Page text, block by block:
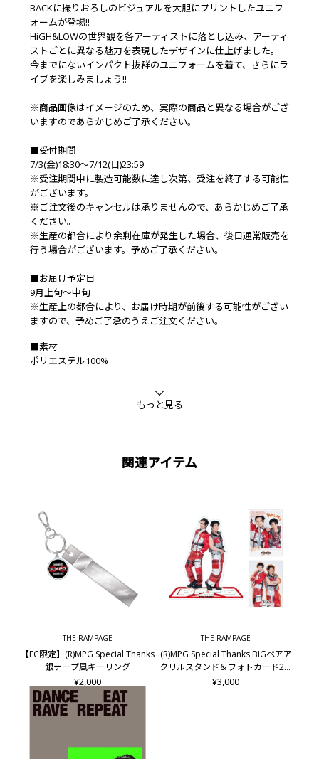
BACKに撮りおろしのビジュアルを大胆にプリントしたユニフ
ォームが登場!!
HiGH&LOWの世界観を各アーティストに落とし込み、アーティ
ストごとに異なる魅力を表現したデザインに仕上げました。
今までにないインパクト抜群のユニフォームを着て、さらにラ
イブを楽しみましょう!!
※商品画像はイメージのため、実際の商品と異なる場合がござ
いますのであらかじめご了承ください。
■受付期間
7/3(金)18:30～7/12(日)23:59
※受注期間中に製造可能数に達し次第、受注を終了する可能性
がございます。
※ご注文後のキャンセルは承りませんので、あらかじめご了承
ください。
※生産の都合により余剰在庫が発生した場合、後日通常販売を
行う場合がございます。予めご了承ください。
■お届け予定日
9月上旬～中旬
※生産上の都合により、お届け時期が前後する可能性がござい
ますので、予めご了承のうえご注文ください。
■素材
ポリエステル100%
もっと見る
関連アイテム
THE RAMPAGE
【FC限定】(R)MPG Special Thanks
銀テープ風キーリング
¥2,000
THE RAMPAGE
(R)MPG Special Thanks BIGペアア
クリルスタンド＆フォトカード2枚
セット/龍&後藤拓磨
¥3,000